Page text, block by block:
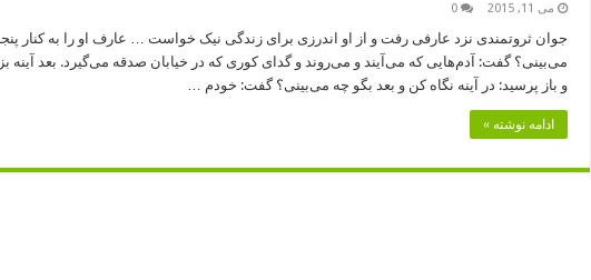
می 11, 2015 0
جوان ثروتمندی نزد عارفی رفت و از او اندرزی برای زندگی نیک خواست … عارف او را به کنار
می‌بینی؟ گفت: آدم‌هایی که می‌آیند و می‌روند و گدای کوری که در خیابان صدقه می‌گیرد. بعد آینه
و باز پرسید: در آینه نگاه کن و بعد بگو چه می‌بینی؟ گفت: خودم …
ادامه نوشته »